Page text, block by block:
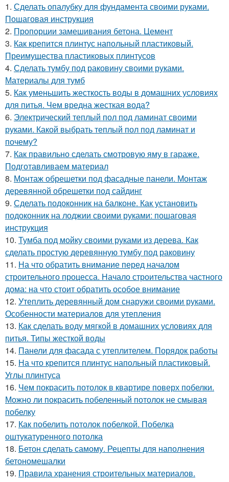
1. Сделать опалубку для фундамента своими руками.
Пошаговая инструкция
2. Пропорции замешивания бетона. Цемент
3. Как крепится плинтус напольный пластиковый.
Преимущества пластиковых плинтусов
4. Сделать тумбу под раковину своими руками.
Материалы для тумб
5. Как уменьшить жесткость воды в домашних условиях
для питья. Чем вредна жесткая вода?
6. Электрический теплый пол под ламинат своими
руками. Какой выбрать теплый пол под ламинат и
почему?
7. Как правильно сделать смотровую яму в гараже.
Подготавливаем материал
8. Монтаж обрешетки под фасадные панели. Монтаж
деревянной обрешетки под сайдинг
9. Сделать подоконник на балконе. Как установить
подоконник на лоджии своими руками: пошаговая
инструкция
10. Тумба под мойку своими руками из дерева. Как
сделать простую деревянную тумбу под раковину
11. На что обратить внимание перед началом
строительного процесса. Начало строительства частного
дома: на что стоит обратить особое внимание
12. Утеплить деревянный дом снаружи своими руками.
Особенности материалов для утепления
13. Как сделать воду мягкой в домашних условиях для
питья. Типы жесткой воды
14. Панели для фасада с утеплителем. Порядок работы
15. На что крепится плинтус напольный пластиковый.
Углы плинтуса
16. Чем покрасить потолок в квартире поверх побелки.
Можно ли покрасить побеленный потолок не смывая
побелку
17. Как побелить потолок побелкой. Побелка
оштукатуренного потолка
18. Бетон сделать самому. Рецепты для наполнения
бетономешалки
19. Правила хранения строительных материалов.